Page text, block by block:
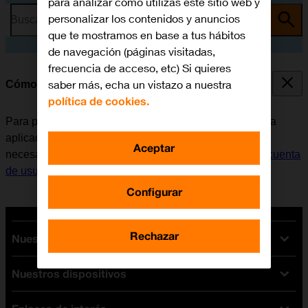
Busca por problema o tema
Cómo instalar Facebook
Para poder utilizar Facebook, es necesario instalar esta
aplicación en el móvil. Antes de instalar Facebook, es
necesario
configurar el móvil para internet
activar la cuenta
de usuario en el móvil
Nuestras tarifas
Tarifas Orange
Tarifas fibra y móvil
Nuestros dispositivos
personalizar los contenidos y anuncios
que te mostramos en base a tus hábitos
de navegación (páginas visitadas,
frecuencia de acceso, etc) Si quieres
saber más, echa un vistazo a nuestra
política de cookies.
Configurar
Rechazar
Aceptar